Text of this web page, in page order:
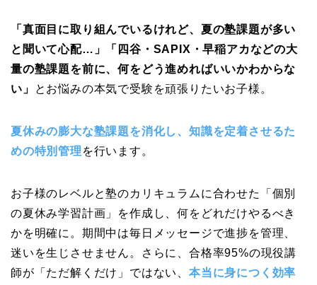
「真面目に取り組んでいるけれど、夏の塾課題が多い
と聞いて心配…」「四谷・SAPIX・早稲アカなどの大
量の塾課題を前に、何をどう進めればいいかわからな
い」
とお悩みの本気で受験を頑張りたいお子様 。
夏休みの膨大な塾課題を消化し、知識を定着させるた
めの特別管理 を行います。
お子様のレベルと塾のカリキュラムに合わせた「個別
の夏休み学習計画」を作成し、何をどれだけやるべき
かを明確に。期間中は毎日メッセージで進捗を管理、
迷いを生じさせません。さらに、合格率95%の現役講
師が「ただ解くだけ」ではない、 本当に身につく効率